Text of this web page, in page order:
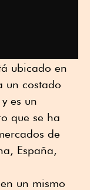
ubicado en
un costado
es un
que se ha
de
España,
un mismo